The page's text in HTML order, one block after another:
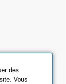
des
Vous